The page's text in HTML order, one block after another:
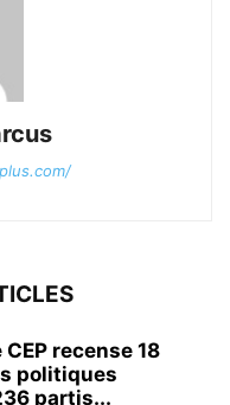
recense 18
politiques
partis...